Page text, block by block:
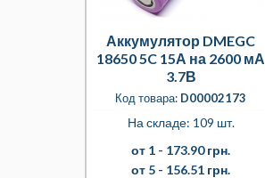
Аккумулятор DMEGC
18650 5C 15А на 2600 мА
3.7В
Код товара: D00002173
На складе: 109 шт.
от 1 - 173.90 грн.
от 5 - 156.51 грн.